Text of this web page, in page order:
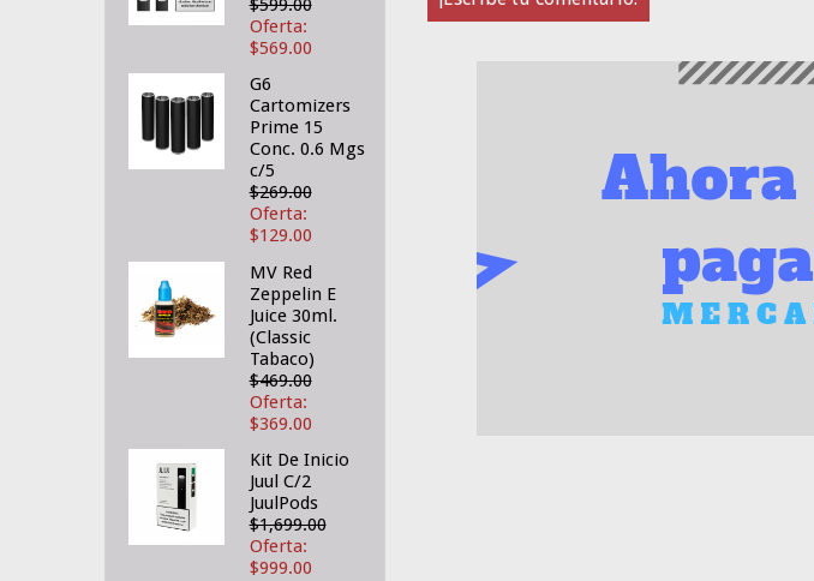
$599.00
Oferta:
$569.00
G6
Cartomizers
Prime 15
Conc. 0.6 Mgs
c/5
$269.00
Oferta:
$129.00
MV Red
Zeppelin E
Juice 30ml.
(Classic
Tabaco)
$469.00
Oferta:
$369.00
Kit De Inicio
Juul C/2
JuulPods
$1,699.00
Oferta:
$999.00